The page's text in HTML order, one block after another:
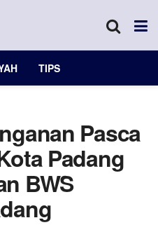
TIPS
Pasca
Padang
BWS